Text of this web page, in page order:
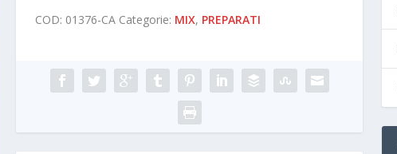
COD: 01376-CA Categorie: MIX, PREPARATI